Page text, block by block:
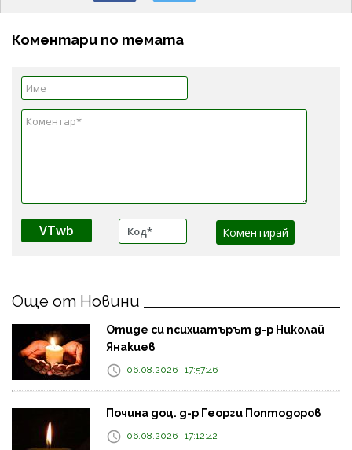
Коментари по темата
VTwb
Още от Новини
Отиде си психиатърът д-р Николай
Янакиев
06.08.2026 | 17:57:46
Почина доц. д-р Георги Поптодоров
06.08.2026 | 17:12:42